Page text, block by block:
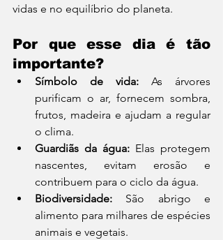
vidas e no equilíbrio do planeta.
Por que esse dia é tão
importante?
Símbolo de vida: As árvores
purificam o ar, fornecem sombra,
frutos, madeira e ajudam a regular
o clima.
Guardiãs da água: Elas protegem
nascentes, evitam erosão e
contribuem para o ciclo da água.
Biodiversidade: São abrigo e
alimento para milhares de espécies
animais e vegetais.